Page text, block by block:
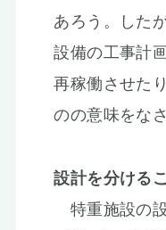
あろう。した
設備の工事計
再稼働させた
のの意味をな
設計を分ける
特重施設の